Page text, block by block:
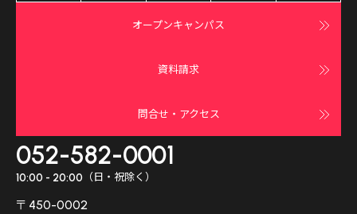
オープンキャンパス
資料請求
問合せ・アクセス
052-582-0001
10:00 - 20:00 （日・祝除く）
〒450-0002